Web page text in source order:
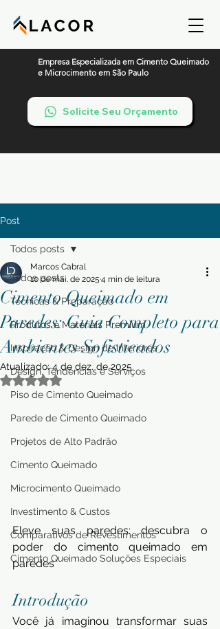
Empresa Especializada em Cimento Queimado
e Microcimento em São Paulo
Solicite Seu Orçamento
Post
Todos posts
Técnicas & Preparação
Produtos e Materiais Premium
Inspiração & Design de Interiores
Design, Tendências e Serviços
Piso de Cimento Queimado
Parede de Cimento Queimado
Projetos de Alto Padrão
Cimento Queimado
Microcimento Queimado
Investimento & Custos
Comparativos de Revestimentos
Cimento Queimado Soluções Especiais
Todos posts
Cimento Queimado em
Paredes: Guia Completo para
Ambientes Sofisticados
Marcos Cabral
10 de mai. de 2025 4 min de leitura
Atualizado:4 de dez. de 2025
Avaliado com NaN de 5 estrelas.
Eleve suas paredes: descubra o
poder do cimento queimado em
paredes
Introdução
Você já imaginou transformar suas